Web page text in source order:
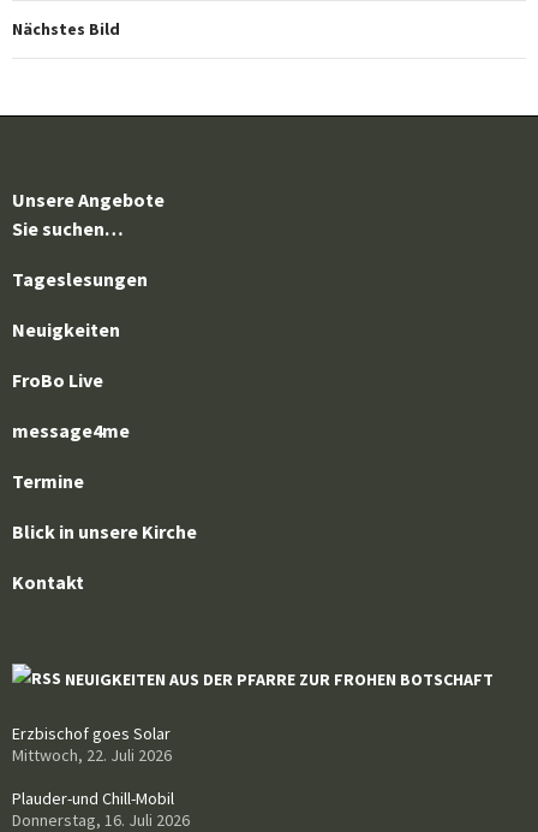
Nächstes Bild
Unsere Angebote
Sie suchen…
Tageslesungen
Neuigkeiten
FroBo Live
message4me
Termine
Blick in unsere Kirche
Kontakt
NEUIGKEITEN AUS DER PFARRE ZUR FROHEN BOTSCHAFT
Erzbischof goes Solar
Mittwoch, 22. Juli 2026
Plauder-und Chill-Mobil
Donnerstag, 16. Juli 2026